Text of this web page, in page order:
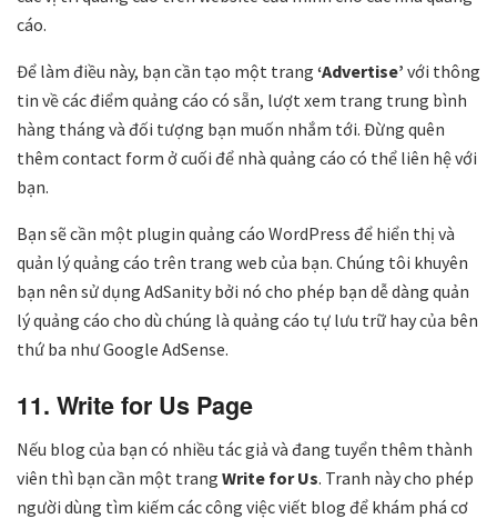
cáo.
Để làm điều này, bạn cần tạo một trang ‘Advertise’ với thông
tin về các điểm quảng cáo có sẵn, lượt xem trang trung bình
hàng tháng và đối tượng bạn muốn nhắm tới. Đừng quên
thêm contact form ở cuối để nhà quảng cáo có thể liên hệ với
bạn.
Bạn sẽ cần một plugin quảng cáo WordPress để hiển thị và
quản lý quảng cáo trên trang web của bạn. Chúng tôi khuyên
bạn nên sử dụng AdSanity bởi nó cho phép bạn dễ dàng quản
lý quảng cáo cho dù chúng là quảng cáo tự lưu trữ hay của bên
thứ ba như Google AdSense.
11. Write for Us Page
Nếu blog của bạn có nhiều tác giả và đang tuyển thêm thành
viên thì bạn cần một trang Write for Us. Tranh này cho phép
người dùng tìm kiếm các công việc viết blog để khám phá cơ